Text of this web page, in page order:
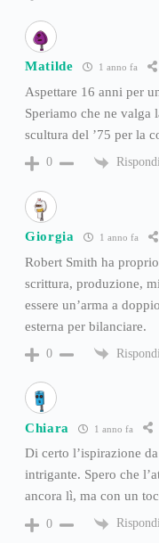
Matilde 1 anno fa
Aspettare 16 anni per
Speriamo che ne valga
scultura del ’75 per la
0 Rispondi
Giorgia 1 anno fa
Robert Smith ha
scrittura, produzione,
essere un’arma a
esterna per bilanciare.
0 Rispondi
Chiara 1 anno fa
Di certo l’ispirazione
intrigante. Spero che
ancora lì, ma con un
0